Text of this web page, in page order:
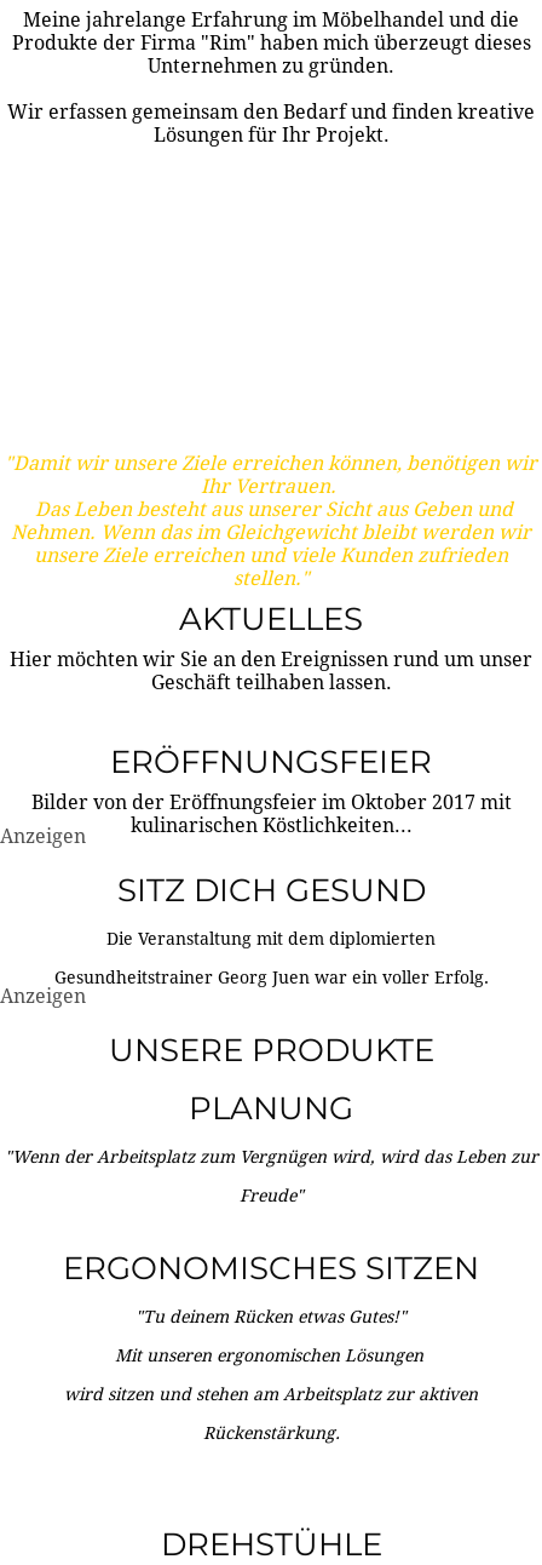
Meine jahrelange Erfahrung im Möbelhandel und die
Produkte der Firma "Rim" haben mich überzeugt dieses
Unternehmen zu gründen.
Wir erfassen gemeinsam den Bedarf und finden kreative
Lösungen für Ihr Projekt.
"Damit wir unsere Ziele erreichen können, benötigen wir
Ihr Vertrauen.
Das Leben besteht aus unserer Sicht aus Geben und
Nehmen. Wenn das im Gleichgewicht bleibt werden wir
unsere Ziele erreichen und viele Kunden zufrieden
stellen."
AKTUELLES
Hier möchten wir Sie an den Ereignissen rund um unser
Geschäft teilhaben lassen.
ERÖFFNUNGSFEIER
Bilder von der Eröffnungsfeier im Oktober 2017 mit
kulinarischen Köstlichkeiten...
Anzeigen
SITZ DICH GESUND
Die Veranstaltung mit dem diplomierten
Gesundheitstrainer Georg Juen war ein voller Erfolg.
Anzeigen
UNSERE PRODUKTE
PLANUNG
"Wenn der Arbeitsplatz zum Vergnügen wird, wird das Leben zur
Freude"
ERGONOMISCHES SITZEN
"Tu deinem Rücken etwas Gutes!"
Mit unseren ergonomischen Lösungen
wird sitzen und stehen am Arbeitsplatz zur aktiven
Rückenstärkung.
DREHSTÜHLE